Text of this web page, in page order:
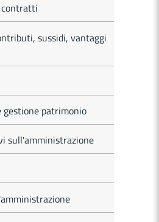
contratti
sussidi, vantaggi
gestione patrimonio
sull'amministrazione